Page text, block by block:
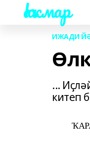
Һаҡмар
ИЖАДИ
...
китеп